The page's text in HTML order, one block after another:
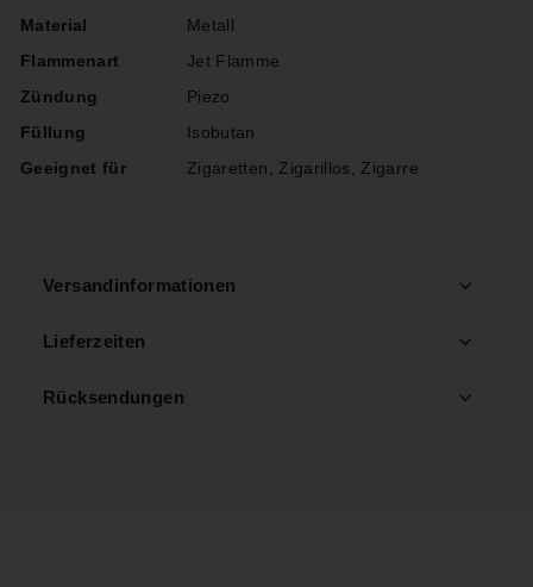
Material
Metall
Flammenart
Jet Flamme
Zündung
Piezo
Füllung
Isobutan
Geeignet für
Zigaretten, Zigarillos, Zigarre
Versandinformationen
Lieferzeiten
Rücksendungen